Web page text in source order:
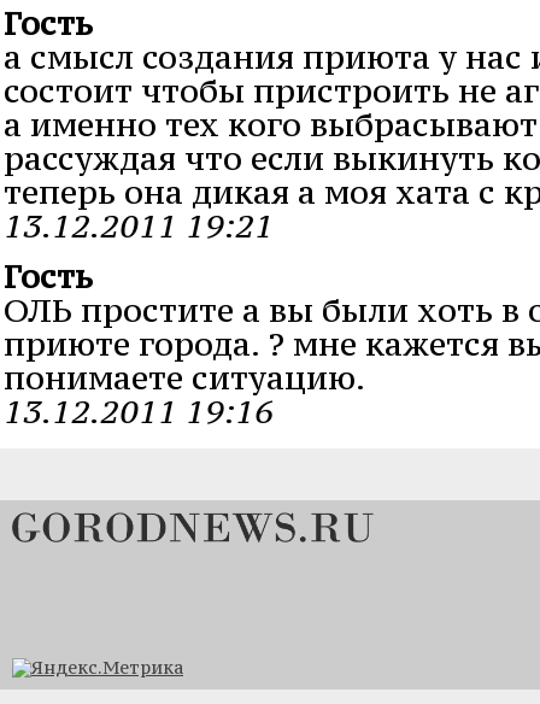
Гость
а смысл создания приюта у
состоит чтобы пристроить не
а именно тех кого
рассуждая что если выкинуть
теперь она дикая а моя хата с
13.12.2011 19:21
Гость
ОЛЬ простите а вы были хоть в
приюте города. ? мне кажется
понимаете ситуацию.
13.12.2011 19:16